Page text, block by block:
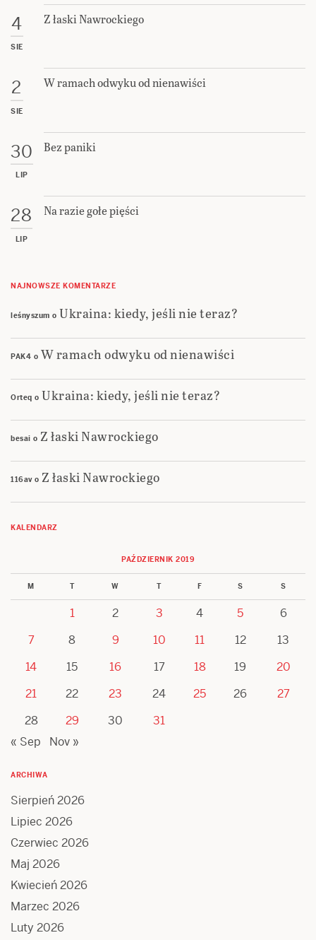
4
SIE
Z łaski Nawrockiego
2
SIE
W ramach odwyku od nienawiści
30
LIP
Bez paniki
28
LIP
Na razie gołe pięści
NAJNOWSZE KOMENTARZE
leśnyszum o Ukraina: kiedy, jeśli nie teraz?
PAK4 o W ramach odwyku od nienawiści
Orteq o Ukraina: kiedy, jeśli nie teraz?
besai o Z łaski Nawrockiego
116avo Z łaski Nawrockiego
KALENDARZ
PAŹDZIERNIK 2019
M T W T F S S
1 2 3 4 5
6
7
8 9 10 11 12
13
14
15 16 17 18 19
20
21
22 23 24 25 26
27
28
29 30
31
« Sep
Nov »
ARCHIWA
Sierpień 2026
Lipiec 2026
Czerwiec 2026
Maj 2026
Kwiecień 2026
Marzec 2026
Luty 2026